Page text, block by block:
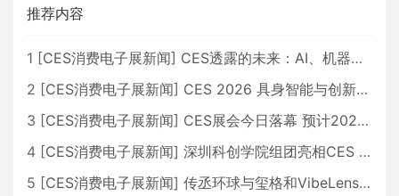
推荐内容
1 [CES消费电子展新闻] CES透露的未来：AI、机器人与智能生活大爆发
2 [CES消费电子展新闻] CES 2026 具身智能与创新领域 中国公司大放异彩
3 [CES消费电子展新闻] CES展会今日落幕 预计2026行业收入将超五千亿美元
4 [CES消费电子展新闻] 深圳科创学院组团亮相CES 广受好评
5 [CES消费电子展新闻] 传丞环球与玺格和VibeLens共同推出全新耳机